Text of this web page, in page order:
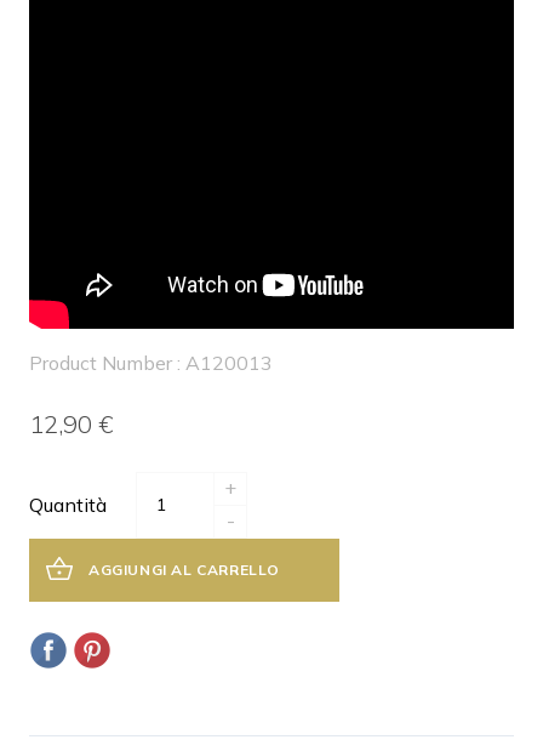
Product Number : A120013
12,90 €
Quantità
+
-
AGGIUNGI AL CARRELLO